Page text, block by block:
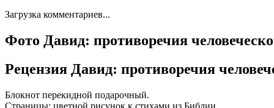
Загрузка комментариев...
Фото Давид: противоречия
Рецензия Давид: противоречия
Блокнот перекидной подарочный.
Страницы: цветной рисунок к стихами из Библии